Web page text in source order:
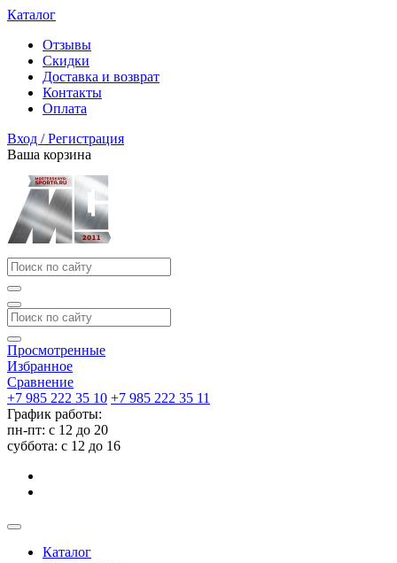
Каталог
Отзывы
Скидки
Доставка и возврат
Контакты
Оплата
Вход / Регистрация
Ваша корзина
Просмотренные
Избранное
Сравнение
+7 985 222 35 10 +7 985 222 35 11
График работы:
пн-пт: с 12 до 20
суббота: c 12 до 16
Каталог